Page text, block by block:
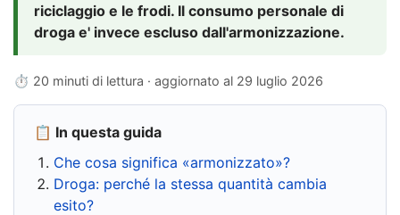
riciclaggio e le frodi. Il consumo personale di
droga e' invece escluso dall'armonizzazione.
⏱ 20 minuti di lettura · aggiornato al 29 luglio 2026
📋 In questa guida
Che cosa significa «armonizzato»?
Droga: perché la stessa quantità cambia
esito?